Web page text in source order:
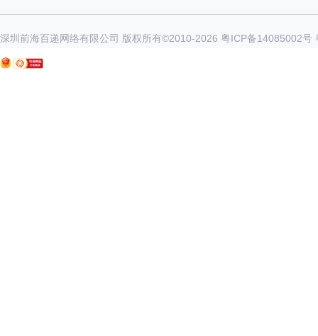
深圳前海百递网络有限公司 版权所有©2010-2026 粤ICP备14085002号